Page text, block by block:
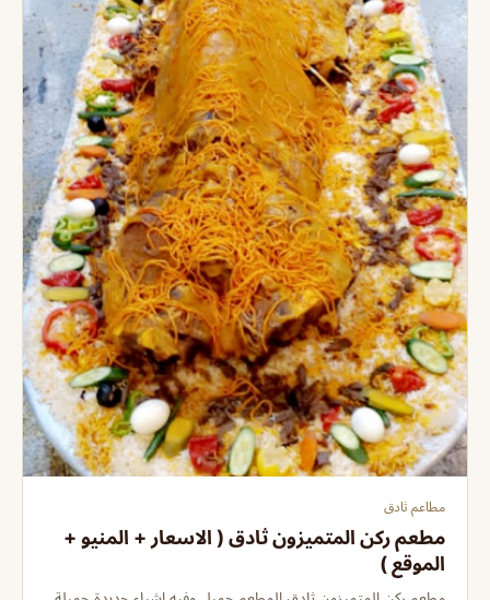
مطاعم ثادق
مطعم ركن المتميزون ثادق ( الاسعار + المنيو +
الموقع )